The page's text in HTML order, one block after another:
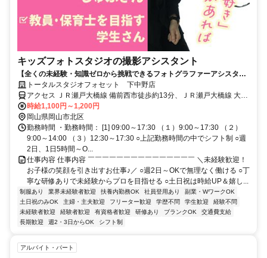
キッズフォトスタジオの撮影アシスタント
【全くの未経験・知識ゼロから挑戦できるフォトグラファーアシスタン
ト】笑顔をつくるやりがいのある仕事/週2日～OK/土日祝は時給UP/履歴
書不要
トータルスタジオフォセット 下中野店
アクセス ＪＲ瀬戸大橋線 備前西市徒歩約13分、ＪＲ瀬戸大橋線 大元
東口徒歩約17分、ＪＲ山陽本線 北長瀬南口徒歩約35分
時給1,100円～1,200円
岡山県岡山市北区
勤務時間 ・勤務時間： [1] 09:00～17:30 （１）9:00～17:30 （２）
9:00～14:00 （３）12:30～17:30 ○上記勤務時間の中でシフト制 ○週
2日、1日5時間～O...
仕事内容 仕事内容 ￣￣￣￣￣￣￣￣￣￣￣￣￣￣￣ ＼未経験歓迎！
お子様の笑顔を引き出すお仕事♪／ ○週2日～OKで無理なく働ける ○丁
寧な研修ありで未経験からプロを目指せる ○土日祝は時給UP＆嬉し...
制服あり 業界未経験者歓迎 扶養内勤務OK 社員登用あり
副業・WワークOK
土日祝のみOK
主婦・主夫歓迎 フリーター歓迎 学歴不問 学生歓迎
経験不問
未経験者歓迎
経験者歓迎 有資格者歓迎 研修あり ブランクOK
交通費支給
長期歓迎
週2・3日からOK シフト制
アルバイト・パート